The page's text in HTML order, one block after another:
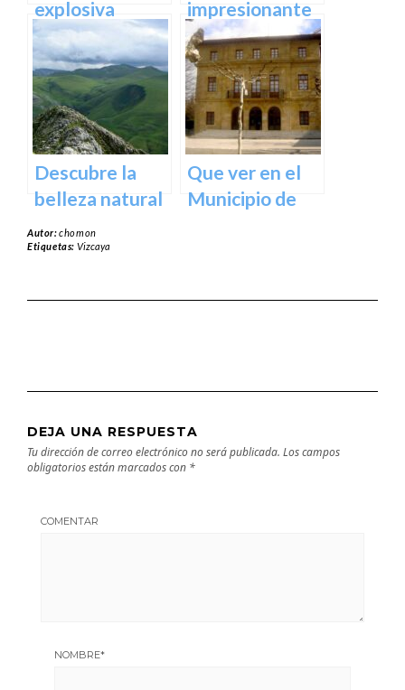
explosiva
arquitectura
del Museo
Guggenheim
Bilbao | Visita
imprescindible
impresionante
arte natural del
Bosque de Oma
en Vizcaya
Descubre la
belleza natural
del Parque
Natural de
próxima
Que ver en el
Municipio de
Autor:chomon
Etiquetas: Vizcaya
DEJA UNA RESPUESTA
Tu dirección de correo electrónico no será publicada. Los campos
obligatorios están marcados con *
COMENTAR
NOMBRE*